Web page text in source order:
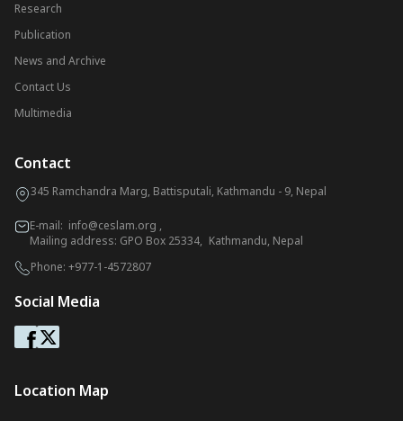
Research
Publication
News and Archive
Contact Us
Multimedia
Contact
345 Ramchandra Marg, Battisputali, Kathmandu - 9, Nepal
E-mail: info@ceslam.org ,
Mailing address: GPO Box 25334, Kathmandu, Nepal
Phone: +977-1-4572807
Social Media
Location Map